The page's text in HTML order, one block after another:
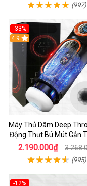
(997)
-33%
Hot
4.9
Máy Thủ Dâm Deep
Động Thụt Bú Mút Gắn
2.190.000₫
(995)
-12%